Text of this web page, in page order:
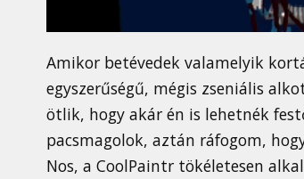
Amikor betévedek valamelyik
egyszerűségű, mégis zseniális
ötlik, hogy akár én is lehetnék
pacsmagolok, aztán ráfogom,
Nos, a CoolPaintr tökéletesen